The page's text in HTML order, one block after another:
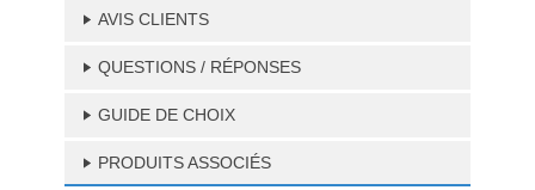
AVIS CLIENTS
QUESTIONS / RÉPONSES
GUIDE DE CHOIX
PRODUITS ASSOCIÉS